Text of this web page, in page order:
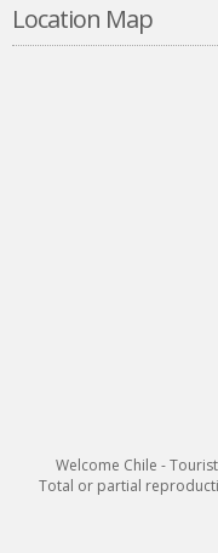
Location Map
Welcome Chile -
Total or partial